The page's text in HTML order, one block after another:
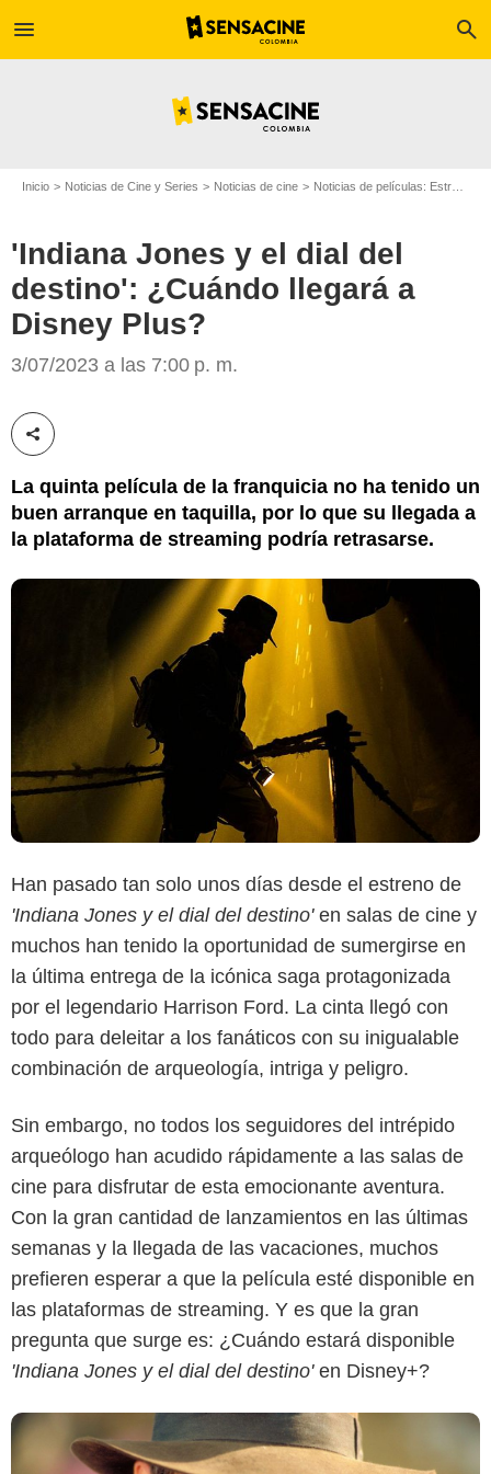
menu search
Inicio Noticias de Cine y Series Noticias de cine Noticias de películas: Estreno de película
'Indiana Jones y el dial del
destino': ¿Cuándo llegará a
Disney Plus?
3/07/2023 a las 7:00 p. m.
Compartir esta noticia
La quinta película de la franquicia no ha tenido un
buen arranque en taquilla, por lo que su llegada a
la plataforma de streaming podría retrasarse.
Han pasado tan solo unos días desde el estreno de
'Indiana Jones y el dial del destino' en salas de cine y
muchos han tenido la oportunidad de sumergirse en
la última entrega de la icónica saga protagonizada
por el legendario Harrison Ford. La cinta llegó con
todo para deleitar a los fanáticos con su inigualable
combinación de arqueología, intriga y peligro.
Sin embargo, no todos los seguidores del intrépido
arqueólogo han acudido rápidamente a las salas de
cine para disfrutar de esta emocionante aventura.
Con la gran cantidad de lanzamientos en las últimas
semanas y la llegada de las vacaciones, muchos
prefieren esperar a que la película esté disponible en
las plataformas de streaming. Y es que la gran
pregunta que surge es: ¿Cuándo estará disponible
'Indiana Jones y el dial del destino'en Disney+?